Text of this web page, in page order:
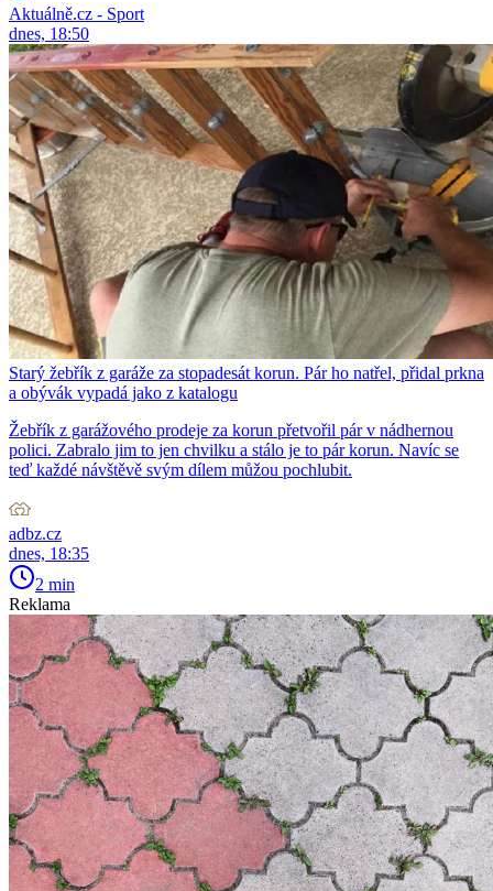
Aktuálně.cz - Sport
dnes, 18:50
Starý žebřík z garáže za stopadesát korun. Pár ho natřel, přidal prkna
a obývák vypadá jako z katalogu
Žebřík z garážového prodeje za korun přetvořil pár v nádhernou
polici. Zabralo jim to jen chvilku a stálo je to pár korun. Navíc se
teď každé návštěvě svým dílem můžou pochlubit.
adbz.cz
dnes, 18:35
2 min
Reklama